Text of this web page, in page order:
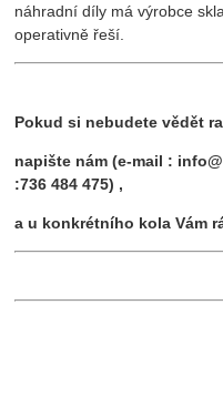
náhradní díly má výrobce
operativně řeší.
Pokud si nebudete vědět
napište nám (e-mail :
:736 484 475) ,
a u konkrétního kola Vám